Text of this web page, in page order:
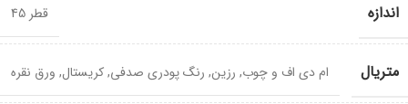
اندازه قطر 45
متریال ام دی اف و چوب, رزین, رنگ پودری صدفی,کریستال, ورق نقره